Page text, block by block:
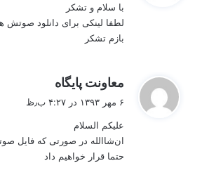
:
با سلام و تشکر
لطفا لینکی برای دانلود صوتش
بازم تشکر
معاونت پایگاه
۶ مهر ۱۳۹۳ در ۴:۲۷ ب٫ظ
علیکم السلام
ان‌شاالله در صورتی که فایل
حتما قرار خواهیم داد